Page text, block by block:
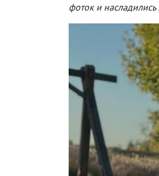
фоток и